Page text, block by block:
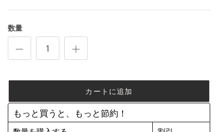
数量
カートに追加
もっと買うと、もっと節約！